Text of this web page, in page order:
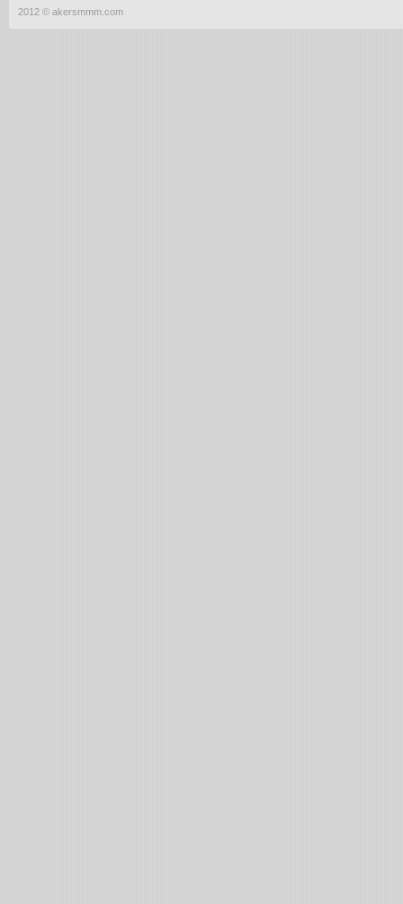
2012 © akersmmm.com